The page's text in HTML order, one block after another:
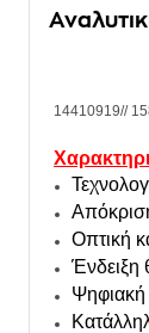
14410919//
Οπτική
Ένδειξη
Ψηφιακή